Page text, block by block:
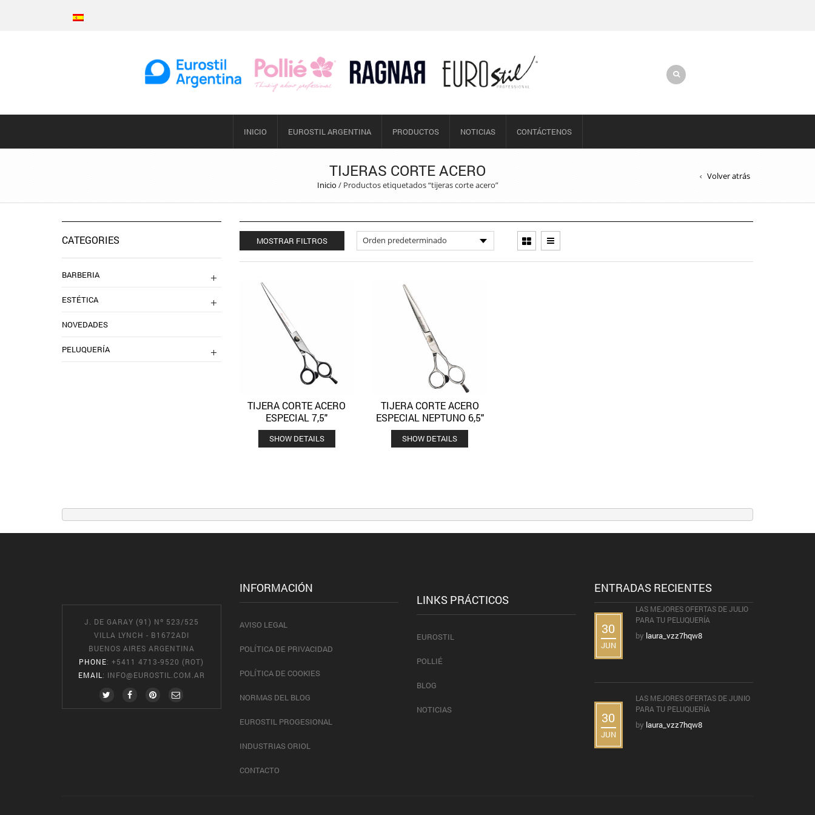
INICIO EUROSTIL ARGENTINA PRODUCTOS NOTICIAS CONTÁCTENOS
TIJERAS CORTE ACERO
Inicio / Productos etiquetados “tijeras corte acero”
Volver atrás
MOSTRAR FILTROS
Añadir a la lista de deseos Quick View
TIJERA CORTE ACERO
ESPECIAL 7,5″
SHOW DETAILS
Añadir a la lista de deseos Quick View
TIJERA CORTE ACERO
ESPECIAL NEPTUNO 6,5″
SHOW DETAILS
CATEGORIES
BARBERIA
ESTÉTICA
NOVEDADES
PELUQUERÍA
J. DE GARAY (91) Nº 523/525
VILLA LYNCH - B1672ADI
BUENOS AIRES ARGENTINA
PHONE: +5411 4713-9520 (ROT)
EMAIL: INFO@EUROSTIL.COM.AR
INFORMACIÓN
AVISO LEGAL
POLÍTICA DE PRIVACIDAD
POLÍTICA DE COOKIES
NORMAS DEL BLOG
EUROSTIL PROGESIONAL
INDUSTRIAS ORIOL
CONTACTO
LINKS PRÁCTICOS
EUROSTIL
POLLIÉ
BLOG
NOTICIAS
ENTRADAS RECIENTES
30
JUN
LAS MEJORES OFERTAS DE JULIO
PARA TU PELUQUERÍA
by laura_vzz7hqw8
30
JUN
LAS MEJORES OFERTAS DE JUNIO
PARA TU PELUQUERÍA
by laura_vzz7hqw8